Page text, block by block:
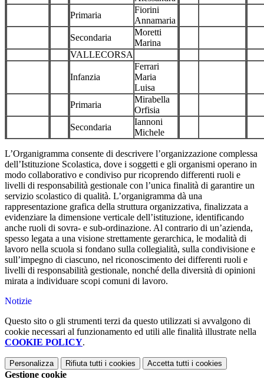
Primaria
Fiorini
Annamaria
Secondaria
Moretti
Marina
VALLECORSA
Infanzia
Ferrari
Maria
Luisa
Primaria
Mirabella
Orfisia
Secondaria
Iannoni
Michele
L’Organigramma consente di descrivere l’organizzazione complessa
dell’Istituzione Scolastica, dove i soggetti e gli organismi operano in
modo collaborativo e condiviso pur ricoprendo differenti ruoli e
livelli di responsabilità gestionale con l’unica finalità di garantire un
servizio scolastico di qualità. L’organigramma dà una
rappresentazione grafica della struttura organizzativa, finalizzata a
evidenziare la dimensione verticale dell’istituzione, identificando
anche ruoli di sovra- e sub-ordinazione. Al contrario di un’azienda,
spesso legata a una visione strettamente gerarchica, le modalità di
lavoro nella scuola si fondano sulla collegialità, sulla condivisione e
sull’impegno di ciascuno, nel riconoscimento dei differenti ruoli e
livelli di responsabilità gestionale, nonché della diversità di opinioni
mirata a individuare scopi comuni di lavoro.
Notizie
Questo sito o gli strumenti terzi da questo utilizzati si avvalgono di
cookie necessari al funzionamento ed utili alle finalità illustrate nella
COOKIE POLICY.
Personalizza Rifiuta tutti i cookies Accetta tutti i cookies
Gestione cookie